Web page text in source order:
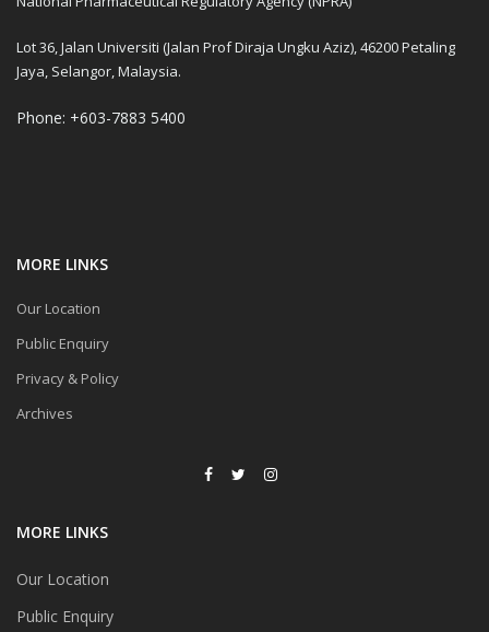
Lot 36, Jalan Universiti (Jalan Prof Diraja Ungku Aziz), 46200 Petaling
Jaya, Selangor, Malaysia.
Phone: +603-7883 5400
MORE LINKS
Our Location
Public Enquiry
Privacy & Policy
Archives
MORE LINKS
Our Location
Public Enquiry